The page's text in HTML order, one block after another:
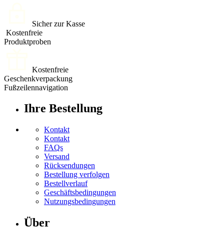
Sicher zur Kasse
Kostenfreie
Produktproben
Kostenfreie
Geschenkverpackung
Fußzeilennavigation
Ihre Bestellung
Kontakt
Kontakt
FAQs
Versand
Rücksendungen
Bestellung verfolgen
Bestellverlauf
Geschäftsbedingungen
Nutzungsbedingungen
Über